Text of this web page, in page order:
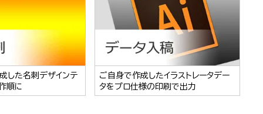
した名刺デザインテ
順に
ご自身で作成したイラストレータデー
タをプロ仕様の印刷で出力